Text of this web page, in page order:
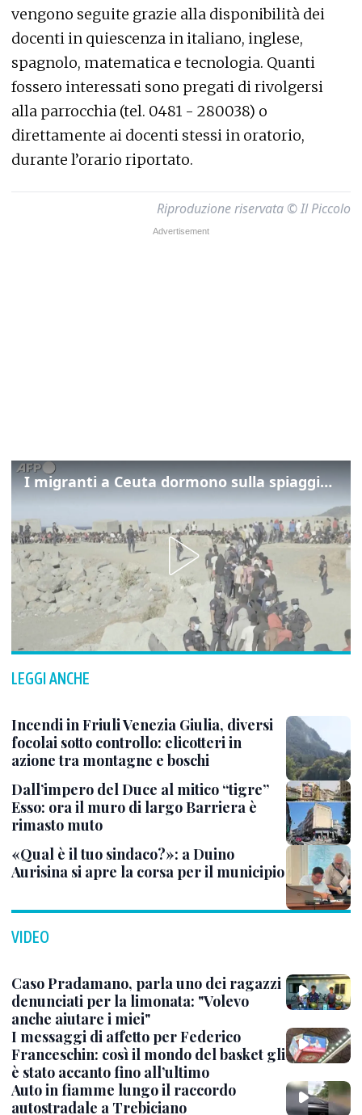
vengono seguite grazie alla disponibilità dei
docenti in quiescenza in italiano, inglese,
spagnolo, matematica e tecnologia. Quanti
fossero interessati sono pregati di rivolgersi
alla parrocchia (tel. 0481 - 280038) o
direttamente ai docenti stessi in oratorio,
durante l’orario riportato.
Riproduzione riservata © Il Piccolo
I migranti a Ceuta dormono sulla spiaggia: "Vogliamo entrare in Europa"
LEGGI ANCHE
Incendi in Friuli Venezia Giulia, diversi
focolai sotto controllo: elicotteri in
azione tra montagne e boschi
Dall’impero del Duce al mitico “tigre”
Esso: ora il muro di largo Barriera è
rimasto muto
«Qual è il tuo sindaco?»: a Duino
Aurisina si apre la corsa per il municipio
VIDEO
Caso Pradamano, parla uno dei ragazzi
denunciati per la limonata: "Volevo
anche aiutare i miei"
I messaggi di affetto per Federico
Franceschin: così il mondo del basket gli
è stato accanto fino all’ultimo
Auto in fiamme lungo il raccordo
autostradale a Trebiciano